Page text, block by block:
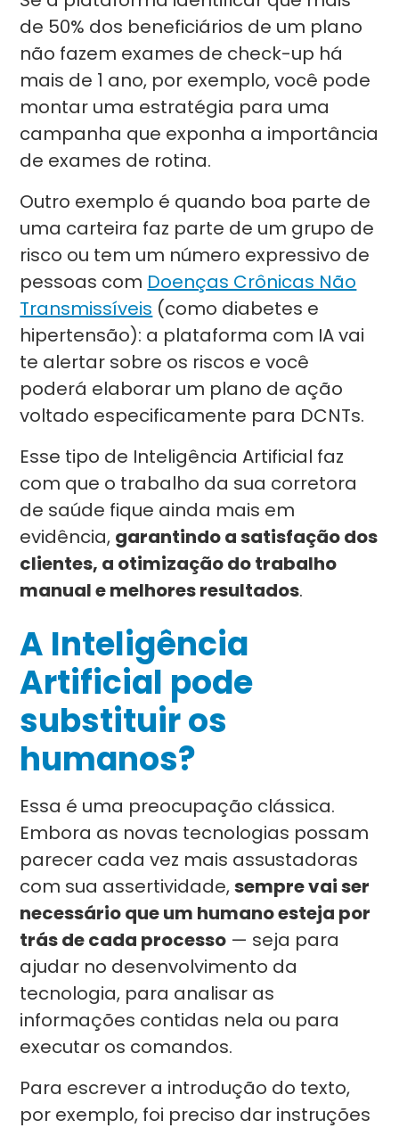
de 50% dos beneficiários de um plano
não fazem exames de check-up há
mais de 1 ano, por exemplo, você pode
montar uma estratégia para uma
campanha que exponha a importância
de exames de rotina.
Outro exemplo é quando boa parte de
uma carteira faz parte de um grupo de
risco ou tem um número expressivo de
pessoas com Doenças Crônicas Não
Transmissíveis (como diabetes e
hipertensão): a plataforma com IA vai
te alertar sobre os riscos e você
poderá elaborar um plano de ação
voltado especificamente para DCNTs.
Esse tipo de Inteligência Artificial faz
com que o trabalho da sua corretora
de saúde fique ainda mais em
evidência, garantindo a satisfação dos
clientes, a otimização do trabalho
manual e melhores resultados.
A Inteligência
Artificial pode
substituir os
humanos?
Essa é uma preocupação clássica.
Embora as novas tecnologias possam
parecer cada vez mais assustadoras
com sua assertividade,sempre vai ser
necessário que um humano esteja por
trás de cada processo — seja para
ajudar no desenvolvimento da
tecnologia, para analisar as
informações contidas nela ou para
executar os comandos.
Para escrever a introdução do texto,
por exemplo, foi preciso dar instruções